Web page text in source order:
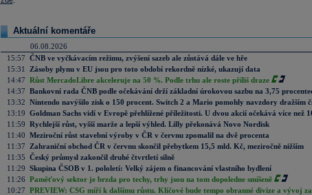
Aktuální komentáře
06.08.2026
15:57 ČNB ve vyčkávacím režimu, zvýšení sazeb ale zůstává dále ve hře
15:31
Zásoby plynu v EU jsou pro toto období rekordně nízké, ukazují data
14:47 Růst MercadoLibre akceleruje na 50 %. Podle trhu ale roste příliš draze
14:37 Bankovní rada ČNB podle očekávání drží základní úrokovou sazbu na 3,75
13:32 Nintendo navýšilo zisk o 150 procent. Switch 2 a Mario pomohly navzdory dražším
13:19 Goldman Sachs vidí v Evropě přehlížené příležitosti. U dvou akcií očekává více než
11:59 Rychlejší růst, vyšší marže a lepší výhled. Lilly překonává Novo Nordisk
11:40 Meziroční růst stavební výroby v ČR v červnu zpomalil na dvě procenta
11:37
Zahraniční obchod ČR v červnu skončil přebytkem 15,5 mld. Kč, meziročně nižším
11:35 Český průmysl zakončil druhé čtvrtletí silně
11:29 Skupina ČSOB v 1. pololetí: Velký zájem o financování vlastního bydlení
11:26 Paměťový sektor je brzda pro techy, trhy jsou na tom dopoledne smíšeně
10:27 PREVIEW: CSG míří k dalšímu růstu. Klíčové bude tempo obranné divize a vývoj